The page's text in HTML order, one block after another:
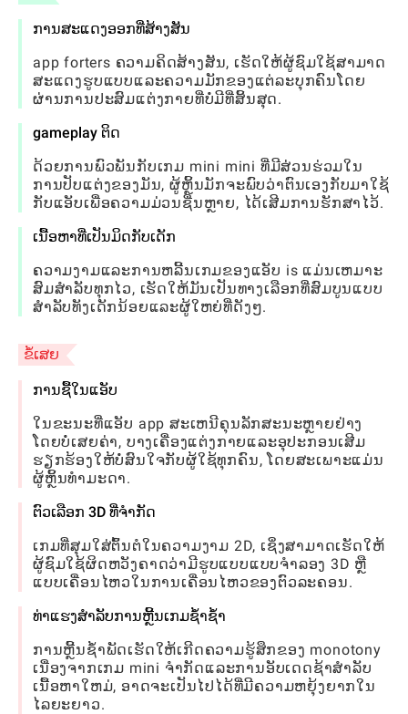
ການສະແດງອອກທີ່ສ້າງສັນ
app forters ຄວາມຄິດສ້າງສັນ, ເຮັດໃຫ້ຜູ້ຊົມໃຊ້ສາມາດ
ສະແດງຮູບແບບແລະຄວາມມັກຂອງແຕ່ລະບຸກຄົນໂດຍ
ຜ່ານການປະສົມແຕ່ງກາຍທີ່ບໍ່ມີທີ່ສິ້ນສຸດ.
gameplay ຕິດ
ດ້ວຍການພົວພັນກັບເກມ mini mini ທີ່ມີສ່ວນຮ່ວມໃນ
ການປັບແຕ່ງຂອງມັນ, ຜູ້ຫຼິ້ນມັກຈະພົບວ່າຕົນເອງກັບມາໃຊ້
ກັບແອັບເພື່ອຄວາມມ່ວນຊື່ນຫຼາຍ, ໄດ້ເສີມການຮັກສາໄວ້.
ເນື້ອຫາທີ່ເປັນມິດກັບເດັກ
ຄວາມງາມແລະການຫລີ້ນເກມຂອງແອັບ is ແມ່ນເຫມາະ
ສົມສໍາລັບທຸກໄວ, ເຮັດໃຫ້ມັນເປັນທາງເລືອກທີ່ສົມບູນແບບ
ສໍາລັບທັງເດັກນ້ອຍແລະຜູ້ໃຫຍ່ທີ່ດັງໆ.
ຂໍ້ເສຍ
ການຊື້ໃນແອັບ
ໃນຂະນະທີ່ແອັບ app ສະເຫນີຄຸນລັກສະນະຫຼາຍຢ່າງ
ໂດຍບໍ່ເສຍຄ່າ, ບາງເຄື່ອງແຕ່ງກາຍແລະອຸປະກອນເສີມ
ຮຽກຮ້ອງໃຫ້ບໍ່ສົນໃຈກັບຜູ້ໃຊ້ທຸກຄົນ, ໂດຍສະເພາະແມ່ນ
ຜູ້ຫຼິ້ນທໍາມະດາ.
ຕົວເລືອກ 3D ທີ່ຈໍາກັດ
ເກມທີ່ສຸມໃສ່ຕົ້ນຕໍໃນຄວາມງາມ 2D, ເຊິ່ງສາມາດເຮັດໃຫ້
ຜູ້ຊົມໃຊ້ຜິດຫວັງຄາດວ່າມີຮູບແບບແບບຈໍາລອງ 3D ຫຼື
ແບບເຄື່ອນໄຫວໃນການເຄື່ອນໄຫວຂອງຕົວລະຄອນ.
ທ່າແຮງສໍາລັບການຫຼີ້ນເກມຊໍ້າຊ້ໍາ
ການຫຼີ້ນຊ້ໍາພັດເຮັດໃຫ້ເກີດຄວາມຮູ້ສຶກຂອງ monotony
ເນື່ອງຈາກເກມ mini ຈໍາກັດແລະການອັບເດດຊ້າສໍາລັບ
ເນື້ອຫາໃຫມ່, ອາດຈະເປັນໄປໄດ້ທີ່ມີຄວາມຫຍຸ້ງຍາກໃນ
ໄລຍະຍາວ.